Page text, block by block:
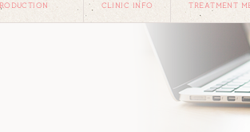
CLINIC INFO TREATMENT